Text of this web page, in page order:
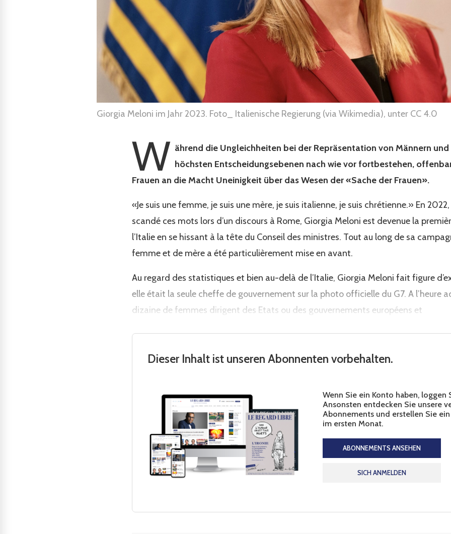
Giorgia Meloni im Jahr 2023. Foto_ Italienische Regierung (via Wikimedia), unter CC 4.0
W ährend die Ungleichheiten bei der Repräsentation von Männern
höchsten Entscheidungsebenen nach wie vor fortbestehen,
Frauen an die Macht Uneinigkeit über das Wesen der «Sache der Frauen».
«Je suis une femme, je suis une mère, je suis italienne, je suis chrétienne.» En
scandé ces mots lors d’un discours à Rome, Giorgia Meloni est devenue la
l’Italie en se hissant à la tête du Conseil des ministres. Tout au long de sa
femme et de mère a été particulièrement mise en avant.
Au regard des statistiques et bien au-delà de l’Italie, Giorgia Meloni fait figure
elle était la seule cheffe de gouvernement sur la photo officielle du G7. A l’heure
dizaine de femmes dirigent des Etats ou des gouvernements européens et
Dieser Inhalt ist unseren Abonnenten vorbehalten.
Wenn Sie ein Konto haben, loggen
Ansonsten entdecken Sie unsere
Abonnements und erstellen Sie ein
im ersten Monat.
ABONNEMENTS ANSEHEN
SICH ANMELDEN